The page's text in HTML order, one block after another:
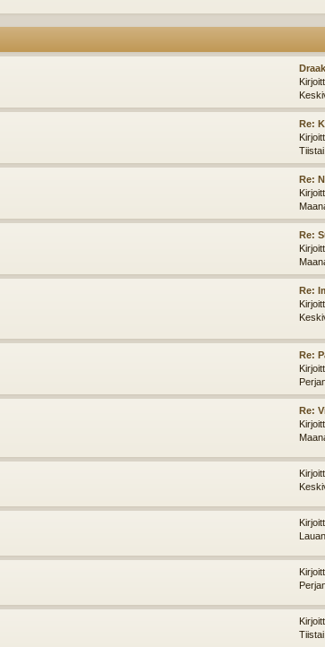
Re:
Re:
Re:
Re:
Re:
Re: